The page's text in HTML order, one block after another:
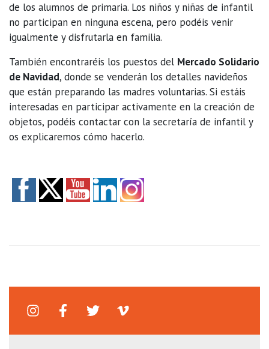
de los alumnos de primaria. Los niños y niñas de infantil
no participan en ninguna escena, pero podéis venir
igualmente y disfrutarla en familia.
También encontraréis los puestos del Mercado Solidario
de Navidad, donde se venderán los detalles navideños
que están preparando las madres voluntarias. Si estáis
interesadas en participar activamente en la creación de
objetos, podéis contactar con la secretaría de infantil y
os explicaremos cómo hacerlo.